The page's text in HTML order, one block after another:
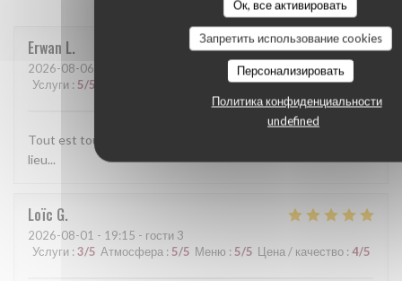
Ок, все активировать
Запретить использование cookies
Персонализировать
Политика конфиденциальности
undefined
Erwan L
2026-08-06
Услуги : 5/5 :5/5 Цена / качество:5
Tout est toujours parfait. l'accueil et le service, les plats, le
lieu...
Loïc G
2026-08-01 - 19:15 - гости 3
Услуги : 3/5 Атмосфера : 5/5 Меню : 5/5 Цена / качество : 4/5